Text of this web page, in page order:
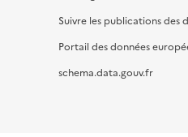
Suivre les publications des
Portail des données
schema.data.gouv.fr